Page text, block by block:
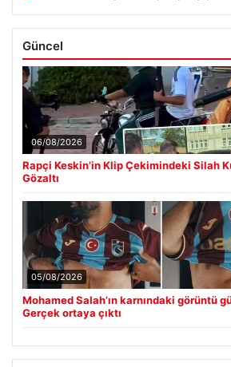
Güncel
06/08/2026
Rapçi Keskin’in Klip Çekimindeki Silah
Gözaltı
05/08/2026
Mohamed Salah’ın karnındaki görüntü
Gerçek ortaya çıktı